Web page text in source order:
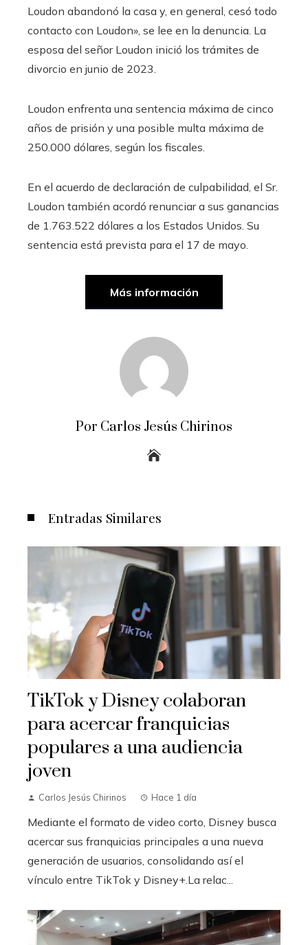
Loudon abandonó la casa y, en general, cesó todo
contacto con Loudon», se lee en la denuncia. La
esposa del señor Loudon inició los trámites de
divorcio en junio de 2023.
Loudon enfrenta una sentencia máxima de cinco
años de prisión y una posible multa máxima de
250.000 dólares, según los fiscales.
En el acuerdo de declaración de culpabilidad, el Sr.
Loudon también acordó renunciar a sus ganancias
de 1.763.522 dólares a los Estados Unidos. Su
sentencia está prevista para el 17 de mayo.
Más información
Por Carlos Jesús Chirinos
Entradas Similares
TikTok y Disney colaboran
para acercar franquicias
populares a una audiencia
joven
Carlos Jesús Chirinos Hace 1 día
Mediante el formato de video corto, Disney busca
acercar sus franquicias principales a una nueva
generación de usuarios, consolidando así el
vínculo entre TikTok y Disney+.La relac...